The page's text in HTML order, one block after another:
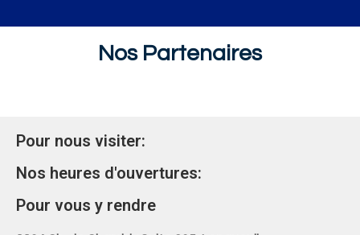
Nos Partenaires
Pour nous visiter:
Nos heures d'ouvertures:
Pour vous y rendre